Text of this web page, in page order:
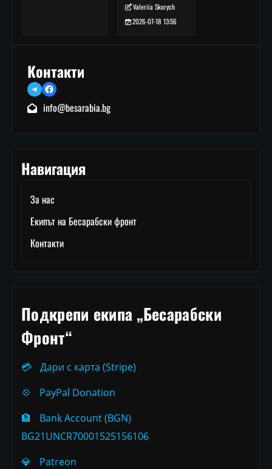
Valeriia Skorych
2026-07-18 13:56
Контакти
TelegramFacebook
info@besarabia.bg
Навигация
За нас
Екипът на Бесарабски фронт
Контакти
Подкрепи екипа „Бесарабски
Фронт“
💳
Дари с карта (Stripe)
💠
PayPal Donation
🏦
Bank Account (BGN)
BG21UNCR70001525156106
💎
Patreon